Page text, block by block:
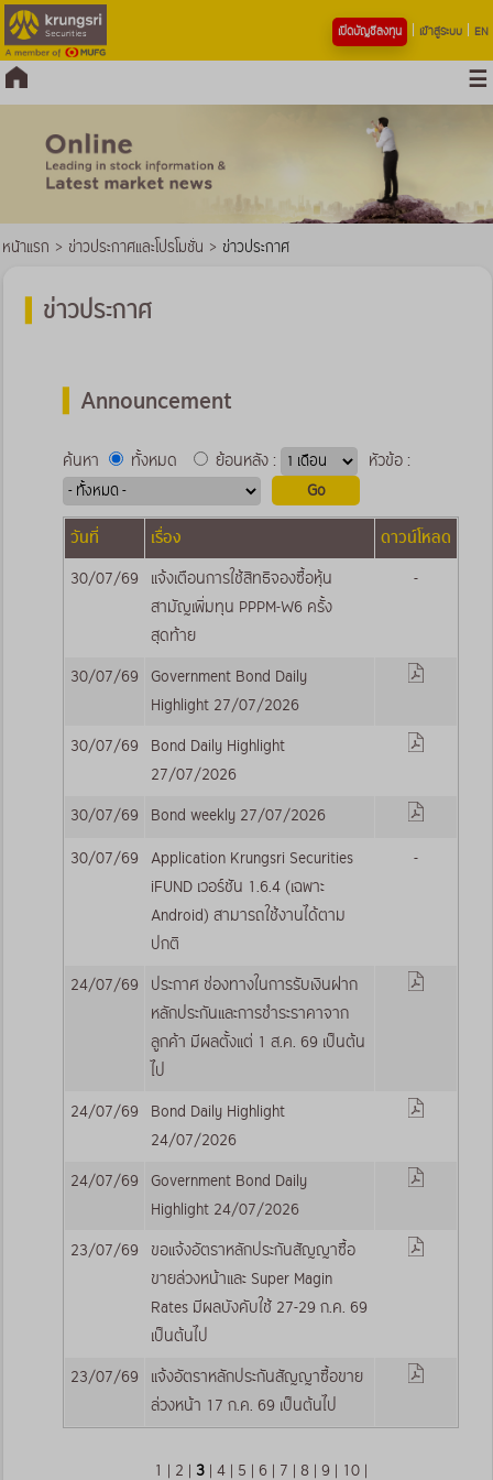
เปิดบัญชีลงทุน เข้าสู่ระบบ EN
หน้าแรก > ข่าวประกาศและโปรโมชั่น > ข่าวประกาศ
ข่าวประกาศ
Announcement
ค้นหา ทั้งหมด ย้อนหลัง : หัวข้อ :
วันที่ เรื่อง
ดาวน์โหลด
30/07/69 แจ้งเตือนการใช้สิทธิจองซื้อหุ้น
สามัญเพิ่มทุน PPPM-W6 ครั้ง
สุดท้าย
-
30/07/69 Government Bond Daily
Highlight 27/07/2026
30/07/69 Bond Daily Highlight
27/07/2026
30/07/69 Bond weekly 27/07/2026
30/07/69 Application Krungsri Securities
iFUND เวอร์ชัน 1.6.4 (เฉพาะ
Android) สามารถใช้งานได้ตาม
ปกติ
-
24/07/69 ประกาศ ช่องทางในการรับเงินฝาก
หลักประกันและการชำระราคาจาก
ลูกค้า มีผลตั้งแต่ 1 ส.ค. 69 เป็นต้น
ไป
24/07/69 Bond Daily Highlight
24/07/2026
24/07/69 Government Bond Daily
Highlight 24/07/2026
23/07/69 ขอแจ้งอัตราหลักประกันสัญญาซื้อ
ขายล่วงหน้าและ Super Magin
Rates มีผลบังคับใช้ 27-29 ก.ค. 69
เป็นต้นไป
23/07/69 แจ้งอัตราหลักประกันสัญญาซื้อขาย
ล่วงหน้า 17 ก.ค. 69 เป็นต้นไป
1 | 2 | 3 |4 | 5 |6 | 7 |8 |9 | 10 |